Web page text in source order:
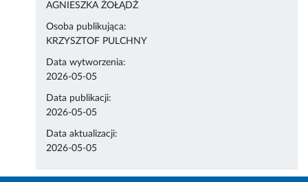
AGNIESZKA ŻOŁĄDŹ
Osoba publikująca:
KRZYSZTOF PULCHNY
Data wytworzenia:
2026-05-05
Data publikacji:
2026-05-05
Data aktualizacji:
2026-05-05